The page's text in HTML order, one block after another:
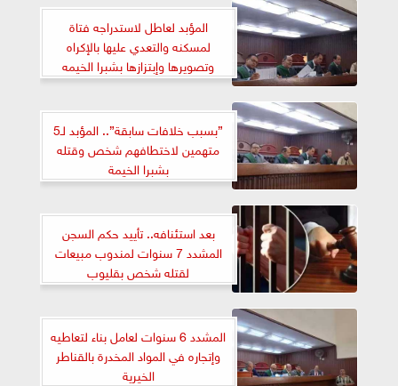
المؤبد لعاطل لاستدراجه فتاة
لمسكنه والتعدي عليها بالإكراه
وتصويرها وإبتزازها بشبرا الخيمه
”بسبب خلافات سابقة”.. المؤبد لـ5
متهمين لاختطافهم شخص وقتله
بشبرا الخيمة
بعد استئنافه.. تأييد حكم السجن
المشدد 7 سنوات لمندوب مبيعات
لقتله شخص بقليوب
المشدد 6 سنوات لعامل بناء لتعاطيه
وإتجاره في المواد المخدرة بالقناطر
الخيرية